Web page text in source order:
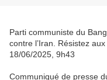
Parti communiste du
contre l’Iran. Résistez
18/06/2025, 9h43
Communiqué de presse